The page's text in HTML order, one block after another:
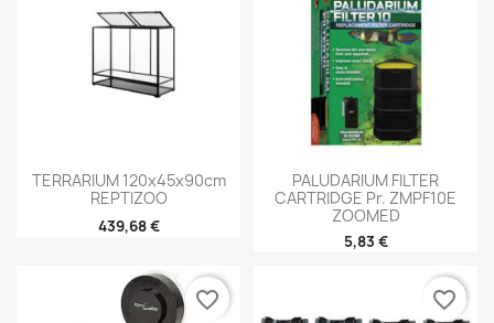
TERRARIUM 120x45x90cm
REPTIZOO
439,68 €
PALUDARIUM FILTER
CARTRIDGE Pr. ZMPF10E
ZOOMED
5,83 €
favorite_border favorite_border